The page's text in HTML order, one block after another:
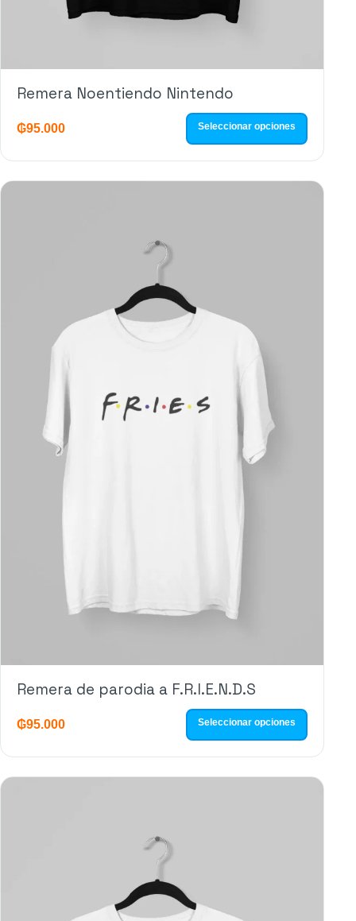
Remera Noentiendo Nintendo
₲95.000 Seleccionar opciones
Remera de parodia a F.R.I.E.N.D.S
₲95.000 Seleccionar opciones